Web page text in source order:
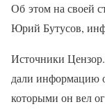
Об этом на своей
Юрий Бутусов,
Источники
дали информацию
которыми он вел